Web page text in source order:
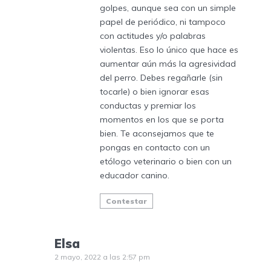
golpes, aunque sea con un simple
papel de periódico, ni tampoco
con actitudes y/o palabras
violentas. Eso lo único que hace es
aumentar aún más la agresividad
del perro. Debes regañarle (sin
tocarle) o bien ignorar esas
conductas y premiar los
momentos en los que se porta
bien. Te aconsejamos que te
pongas en contacto con un
etólogo veterinario o bien con un
educador canino.
Contestar
Elsa
2 mayo, 2022 a las 2:57 pm